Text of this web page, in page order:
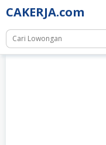
Skip
to
content
CAKERJA.com